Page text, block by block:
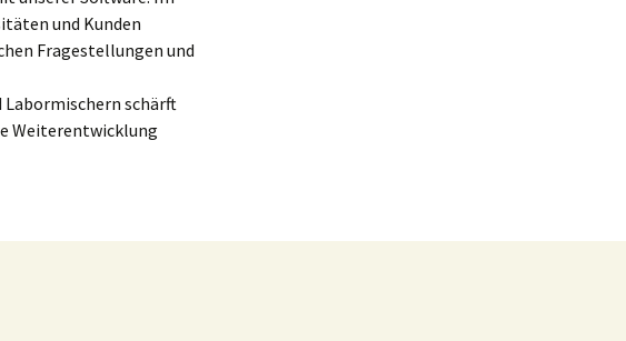
und Kunden
Fragestellungen und
schärft
Weiterentwicklung